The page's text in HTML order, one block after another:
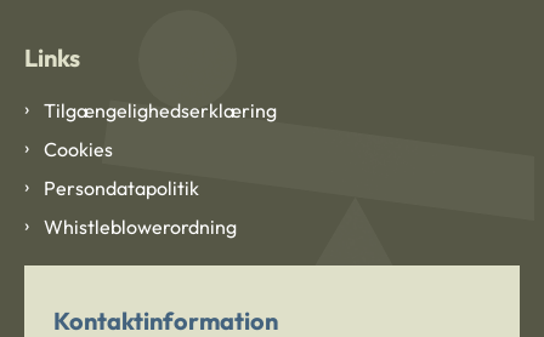
Links
Tilgængelighedserklæring
Cookies
Persondatapolitik
Whistleblowerordning
Kontaktinformation